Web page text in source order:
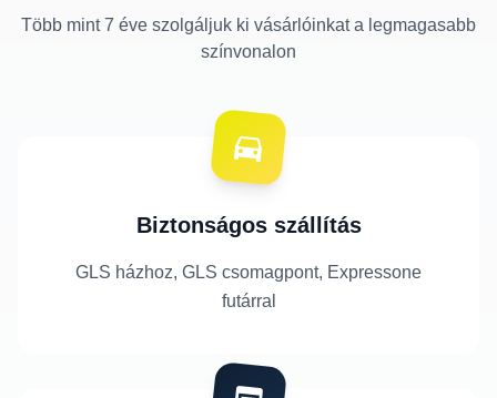
Több mint 7 éve szolgáljuk ki vásárlóinkat a legmagasabb
színvonalon
Biztonságos szállítás
GLS házhoz, GLS csomagpont, Expressone
futárral